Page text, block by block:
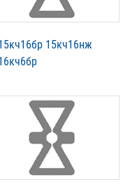
15кч16нж